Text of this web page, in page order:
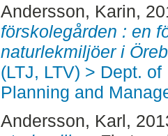
Andersson, Karin,
förskolegården : en
naturlekmiljöer i
(LTJ, LTV) > Dept.
Planning and
Andersson, Karl,